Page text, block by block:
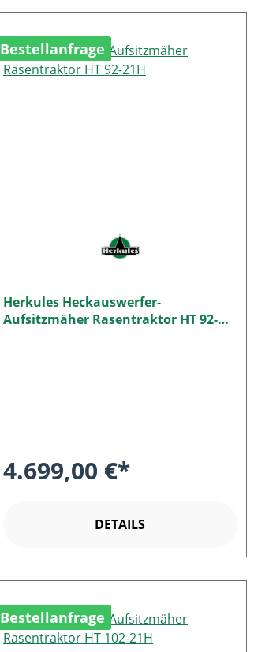
Bestellanfrage
Herkules Heckauswerfer-
Aufsitzmäher Rasentraktor HT 92-
4.699,00 €*
DETAILS
Bestellanfrage